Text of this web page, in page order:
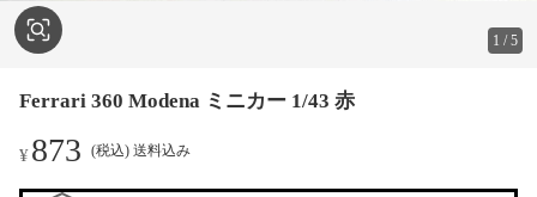
1 /5
Ferrari 360 Modena ミニカー 1/43 赤
¥873 (税込) 送料込み